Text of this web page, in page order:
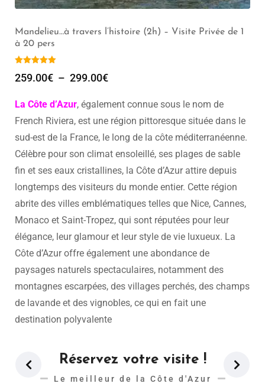
Mandelieu…à travers l’histoire (2h) – Visite Privée de 1
à 20 pers
259.00€ – 299.00€
La Côte d’Azur, également connue sous le nom de
French Riviera, est une région pittoresque située dans le
sud-est de la France, le long de la côte méditerranéenne.
Célèbre pour son climat ensoleillé, ses plages de sable
fin et ses eaux cristallines, la Côte d’Azur attire depuis
longtemps des visiteurs du monde entier. Cette région
abrite des villes emblématiques telles que Nice, Cannes,
Monaco et Saint-Tropez, qui sont réputées pour leur
élégance, leur glamour et leur style de vie luxueux. La
Côte d’Azur offre également une abondance de
paysages naturels spectaculaires, notamment des
montagnes escarpées, des villages perchés, des champs
de lavande et des vignobles, ce qui en fait une
destination polyvalente
Réservez votre visite !
Le meilleur de la Côte d'Azur